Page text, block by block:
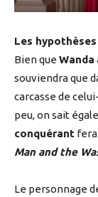
Les
Bien que Wanda
souviendra que
carcasse de
peu, on sait
conquérant
Man and the
Le personnage